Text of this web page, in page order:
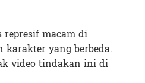
macam di
karakter yang berbeda.
video tindakan ini di